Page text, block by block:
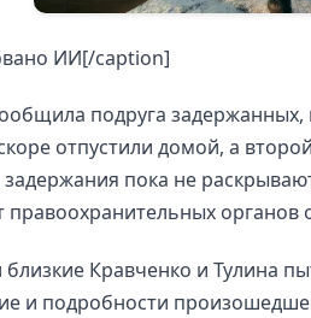
ИИ[/caption]
подруга задержанных,
отпустили домой, а
пока не
органов
близкие Кравченко и Тулина
и подробности